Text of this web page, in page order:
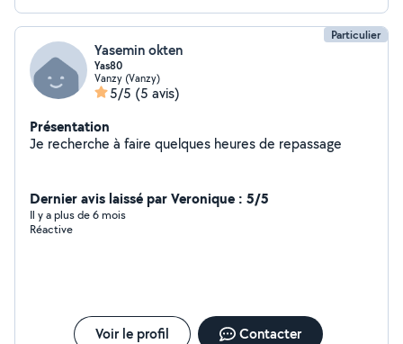
Particulier
Yasemin okten
Yas80
Vanzy (Vanzy)
5/5 (5 avis)
Présentation
Je recherche à faire quelques heures de repassage
Dernier avis laissé par Veronique : 5/5
Il y a plus de 6 mois
Réactive
Voir le profil Contacter